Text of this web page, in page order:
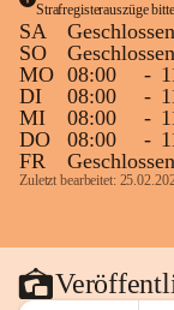
Strafregisterauszüge
SA
Geschlossen
SO
Geschlossen
MO 08:00 -
DI
08:00 -
MI
08:00 -
DO
08:00 -
FR
Geschlossen
Zuletzt bearbeitet: